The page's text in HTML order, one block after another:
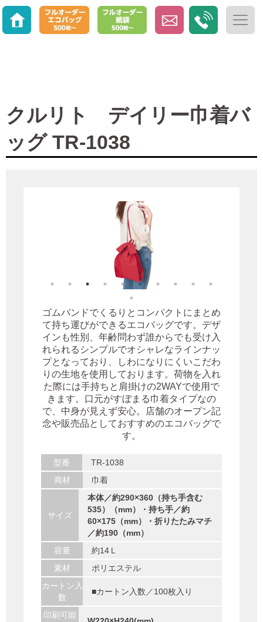
クルリト デイリー巾着バ
ッグ TR-1038
ゴムバンドでくるりとコンパクトにまとめ
て持ち運びができるエコバッグです。デザ
インも性別、年齢問わず誰からでも受け入
れられるシンプルでオシャレなラインナッ
プとなっており、しわになりにくいこだわ
りの生地を使用しております。荷物を入れ
た際には手持ちと肩掛けの2WAYで使用で
きます。口元がすぼまる巾着タイプなの
で、中身が見えず安心。店舗のオープン記
念や販売品としておすすめのエコバッグで
す。
型番
TR-1038
商材
巾着
サイズ
本体／約290×360（持ち手含む
535）（mm）・持ち手／約
60×175（mm）・折りたたみマチ
／約190（mm）
容量
約14Ｌ
素材
ポリエステル
カートン入
数
■カートン入数／100枚入り
印刷可能